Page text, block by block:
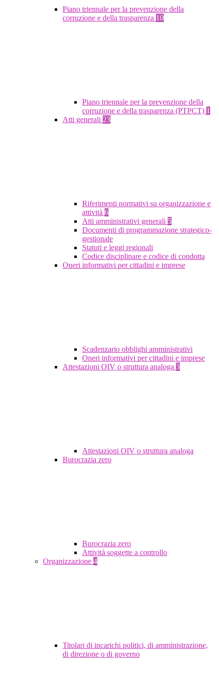
Piano triennale per la prevenzione della
corruzione e della trasparenza 10
Piano triennale per la prevenzione della
corruzione e della trasparenza (PTPCT) 1
Atti generali 23
Riferimenti normativi su organizzazione e
attività 6
Atti amministrativi generali 5
Documenti di programmazione strategico-
gestionale
Statuti e leggi regionali
Codice disciplinare e codice di condotta
Oneri informativi per cittadini e imprese
Scadenzario obblighi amministrativi
Oneri informativi per cittadini e imprese
Attestazioni OIV o struttura analoga 3
Attestazioni OIV o struttura analoga
Burocrazia zero
Burocrazia zero
Attività soggette a controllo
Organizzazione 4
Titolari di incarichi politici, di amministrazione,
di direzione o di governo